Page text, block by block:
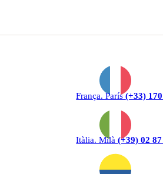
França. París(+33)
Itàlia. Milà(+39) 02